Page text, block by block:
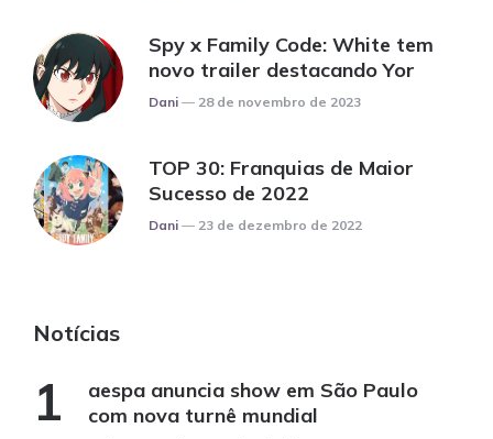
Spy x Family Code: White tem
novo trailer destacando Yor
Posted
Dani 28 de novembro de 2023
TOP 30: Franquias de Maior
Sucesso de 2022
Posted
Dani 23 de dezembro de 2022
Notícias
aespa anuncia show em São Paulo
com nova turnê mundial